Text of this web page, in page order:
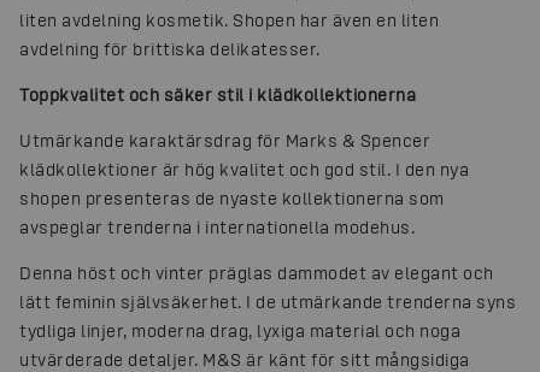
liten avdelning kosmetik. Shopen har även en liten
avdelning för brittiska delikatesser.
Toppkvalitet och säker stil i klädkollektionerna
Utmärkande karaktärsdrag för Marks & Spencer
klädkollektioner är hög kvalitet och god stil. I den nya
shopen presenteras de nyaste kollektionerna som
avspeglar trenderna i internationella modehus.
Denna höst och vinter präglas dammodet av elegant och
lätt feminin självsäkerhet. I de utmärkande trenderna syns
tydliga linjer, moderna drag, lyxiga material och noga
utvärderade detaljer. M&S är känt för sitt mångsidiga